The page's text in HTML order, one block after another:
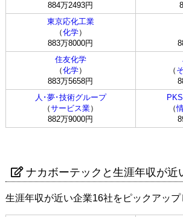
884万2493円
東京応化工業
（化学）
883万8000円
住友化学
（化学）
883万5658円
（
人･夢･技術グループ
（サービス業）
882万9000円
（
ナカボーテックと生涯年収が近
生涯年収が近い企業16社をピックアップ